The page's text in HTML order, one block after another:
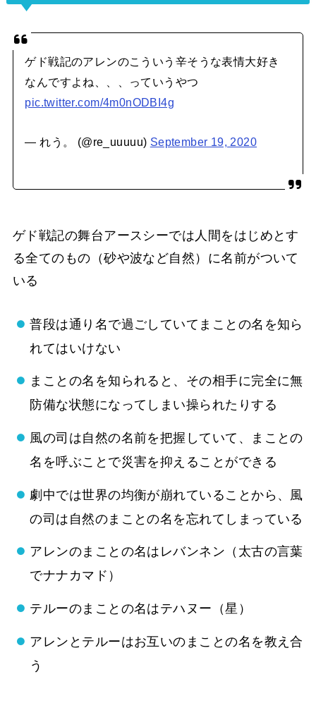
ゲド戦記のアレンのこういう辛そうな表情大好き
なんですよね、、、っていうやつ
pic.twitter.com/4m0nODBI4g
— れう。 (@re_uuuuu) September 19, 2020
ゲド戦記の舞台アースシーでは人間をはじめとす
る全てのもの（砂や波など自然）に名前がついて
いる
普段は通り名で過ごしていてまことの名を知ら
れてはいけない
まことの名を知られると、その相手に完全に無
防備な状態になってしまい操られたりする
風の司は自然の名前を把握していて、まことの
名を呼ぶことで災害を抑えることができる
劇中では世界の均衡が崩れていることから、風
の司は自然のまことの名を忘れてしまっている
アレンのまことの名はレバンネン（太古の言葉
でナナカマド）
テルーのまことの名はテハヌー（星）
アレンとテルーはお互いのまことの名を教え合
う